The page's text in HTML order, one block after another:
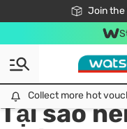
Join the
Free24h Fast
Collect more hot
All
Chăm Sóc Cá Nhân
Tại sao